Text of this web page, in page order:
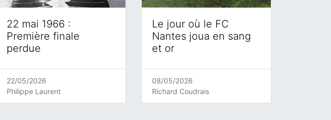
22 mai 1966 :
Première finale
perdue
22/05/2026
Philippe Laurent
Le jour où le FC
Nantes joua en sang
et or
08/05/2026
Richard Coudrais